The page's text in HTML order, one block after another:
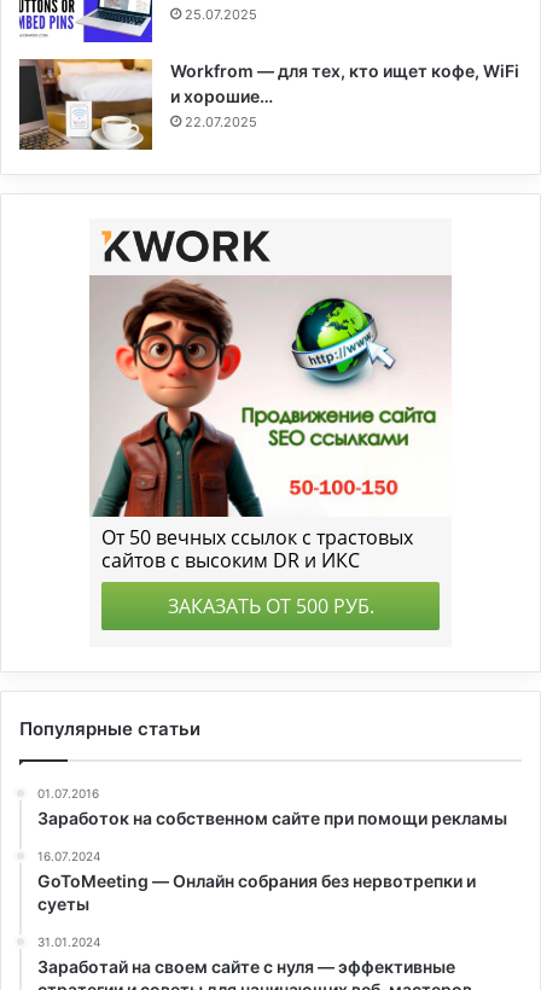
25.07.2025
Workfrom — для тех, кто ищет кофе, WiFi
и хорошие…
22.07.2025
Популярные статьи
01.07.2016
Заработок на собственном сайте при помощи рекламы
16.07.2024
GoToMeeting — Онлайн собрания без нервотрепки и
суеты
31.01.2024
Заработай на своем сайте с нуля — эффективные